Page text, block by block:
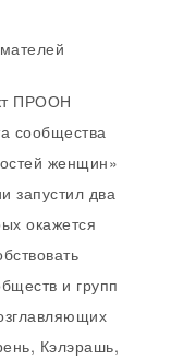
ПРООН
сообщества
женщин»
запустил два
окажется
и групп
Кэлэрашь,